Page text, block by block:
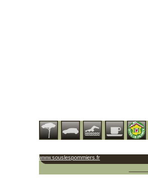
www.souslespommiers.fr